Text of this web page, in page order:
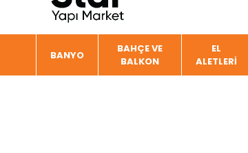
BANYO
BAHÇE VE
BALKON
EL
ALETLERİ